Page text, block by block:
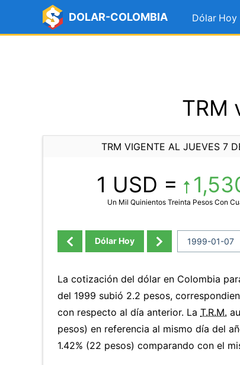
DOLAR-COLOMBIA Dólar Hoy
TRM
TRM VIGENTE AL JUEVES 7
1 USD =
Un Mil Quinientos Treinta Pesos Con
Dólar Hoy
La cotización del dólar en Colombia
del 1999 subió 2.2 pesos,
con respecto al día anterior. La T.R.M.
pesos) en referencia al mismo día del
1.42% (22 pesos) comparando con el